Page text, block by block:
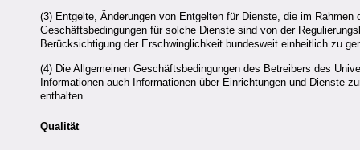
(3) Entgelte, Änderungen von Entgelten für Dienste, die im
Geschäftsbedingungen für solche Dienste sind von der
Berücksichtigung der Erschwinglichkeit bundesweit einheitlich zu
(4) Die Allgemeinen Geschäftsbedingungen des Betreibers des
Informationen auch Informationen über Einrichtungen und Dienste
enthalten.
Qualität